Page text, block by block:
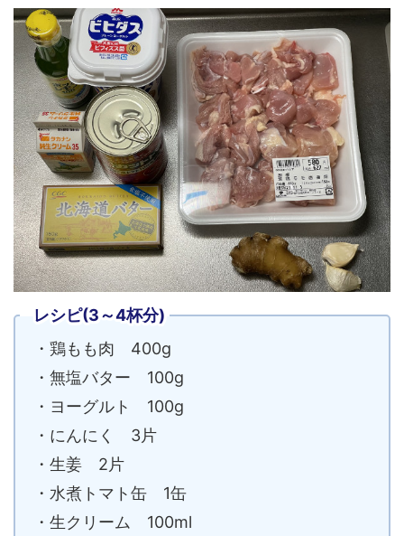
レシピ(3～4杯分)
・鶏もも肉 400g
・無塩バター 100g
・ヨーグルト 100g
・にんにく 3片
・生姜 2片
・水煮トマト缶 1缶
・生クリーム 100ml